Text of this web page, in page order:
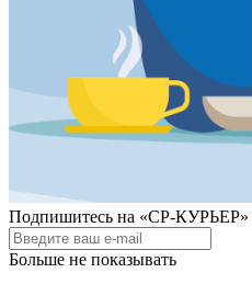
Подпишитесь на «СР-КУРЬЕР»
Больше не показывать